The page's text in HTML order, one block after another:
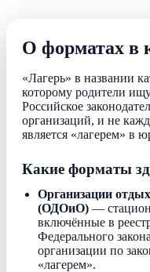
О форматах в
«Лагерь» в названии
которому родители
Российское
организаций, и не
является «лагерем» в
Какие форматы
Организации
(ОДОиО) —
включённые в
Федерального
организации по
«лагерем».